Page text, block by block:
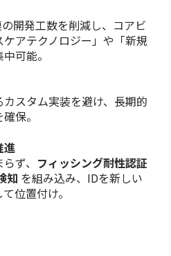
開発工数を削減し、コアビ
アテクノロジー」や「新規
可能。
スタム実装を避け、長期的
保。
進
ず、 フィッシング耐性認証
知 を組み込み、IDを新しい
位置付け。